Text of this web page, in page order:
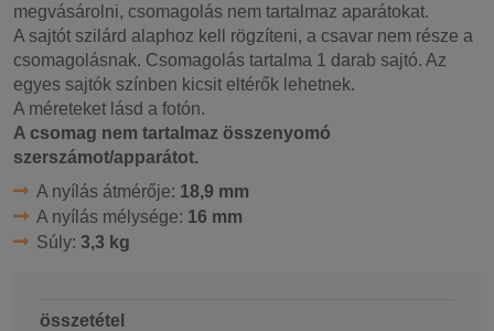
megvásárolni, csomagolás nem tartalmaz aparátokat.
A sajtót szilárd alaphoz kell rögzíteni, a csavar nem része a
csomagolásnak. Csomagolás tartalma 1 darab sajtó. Az
egyes sajtók színben kicsit eltérők lehetnek.
A méreteket lásd a fotón.
A csomag nem tartalmaz összenyomó
szerszámot/apparátot.
A nyílás átmérője: 18,9 mm
A nyílás mélysége: 16 mm
Súly: 3,3 kg
összetétel